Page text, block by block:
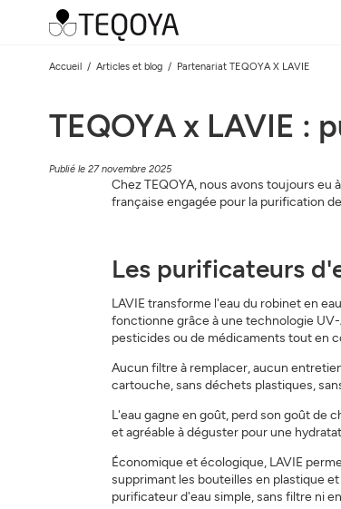
Accueil Articles et blog Partenariat TEQOYA X LAVIE
TEQOYA x LAVIE :
Publié le 27 novembre 2025
Chez TEQOYA, nous avons toujours
française engagée pour la purification
Les purificateurs
LAVIE transforme l'eau du robinet en
fonctionne grâce à une technologie
pesticides ou de médicaments tout en
Aucun filtre à remplacer, aucun
cartouche, sans déchets plastiques,
L'eau gagne en goût, perd son goût de
et agréable à déguster pour une
Économique et écologique, LAVIE
supprimant les bouteilles en plastique
purificateur d'eau simple, sans filtre ni